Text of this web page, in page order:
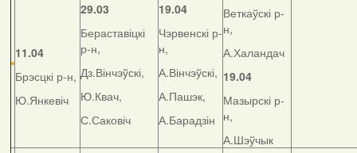
11.04
Брэсцкі р-н,
Ю.Янкевіч
29.03
Бераставіцкі
р-н,
Дз.Вінчэўскі,
Ю.Квач,
С.Саковіч
19.04
Чэрвенскі р-
н,
А.Вінчэўскі,
А.Пашэк,
А.Барадзін
Веткаўскі р-
н,
А.Халандач
19.04
Мазырскі р-
н,
А.Шэўчык